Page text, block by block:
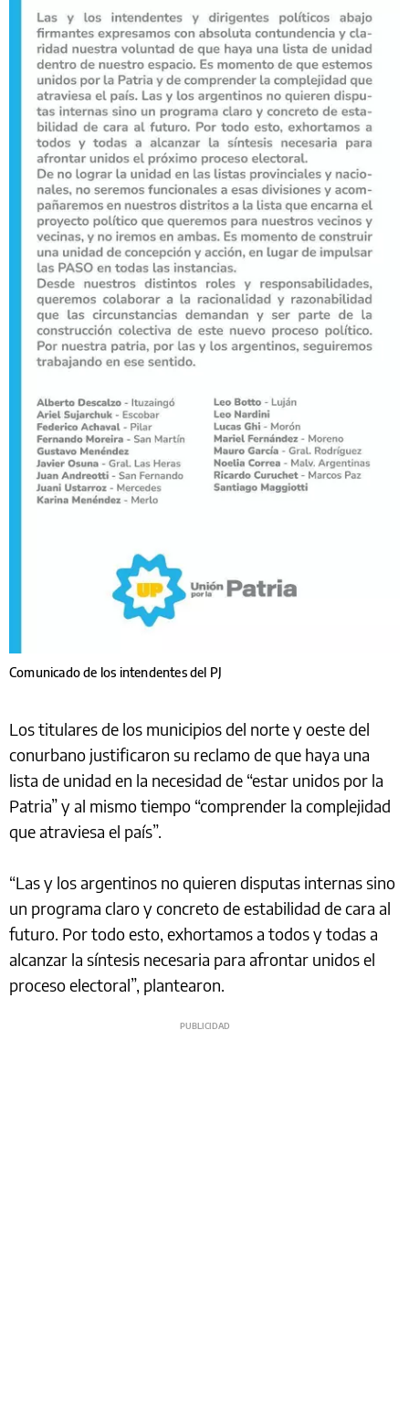
Comunicado de los intendentes del PJ
Los titulares de los municipios del norte y oeste del
conurbano justificaron su reclamo de que haya una
lista de unidad en la necesidad de “estar unidos por la
Patria” y al mismo tiempo “comprender la complejidad
que atraviesa el país”.
“Las y los argentinos no quieren disputas internas sino
un programa claro y concreto de estabilidad de cara al
futuro. Por todo esto, exhortamos a todos y todas a
alcanzar la síntesis necesaria para afrontar unidos el
proceso electoral”, plantearon.